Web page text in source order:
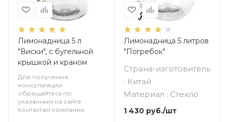
Лимонадница 5 л
"Виски", с бугельной
крышкой и краном
Для получения
консультации
обращайтесь по
указанным на сайте
контактам компании
Лимонадница 5 литров
"Погребок"
Страна-изготовитель
: Китай
Материал : Стекло
1 430руб./шт